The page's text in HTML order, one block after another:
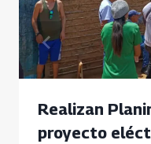
Realizan
proyecto